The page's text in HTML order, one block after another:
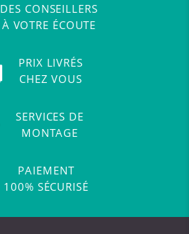
DES CONSEILLERS
À VOTRE ÉCOUTE
PRIX LIVRÉS
CHEZ VOUS
SERVICES DE
MONTAGE
PAIEMENT
100% SÉCURISÉ